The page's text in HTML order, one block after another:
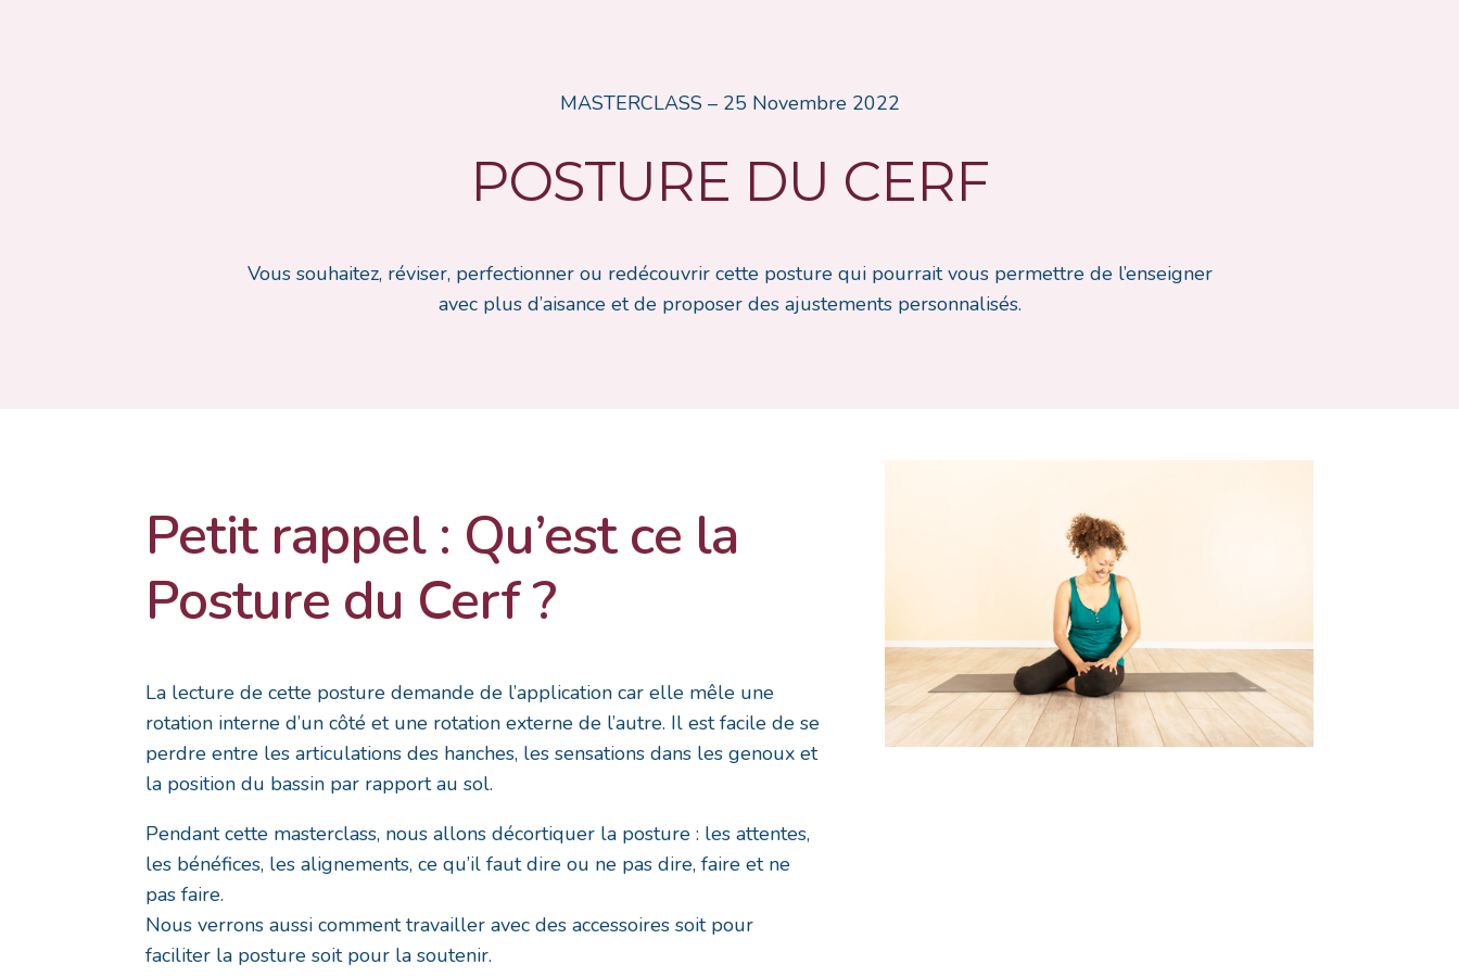
MASTERCLASS – 25 Novembre 2022
POSTURE DU CERF
Vous souhaitez, réviser, perfectionner ou redécouvrir cette posture qui pourrait vous permettre de l’enseigner
avec plus d’aisance et de proposer des ajustements personnalisés.
Petit rappel : Qu’est ce la
Posture du Cerf ?
La lecture de cette posture demande de l’application car elle mêle une
rotation interne d’un côté et une rotation externe de l’autre. Il est facile de se
perdre entre les articulations des hanches, les sensations dans les genoux et
la position du bassin par rapport au sol.
Pendant cette masterclass, nous allons décortiquer la posture : les attentes,
les bénéfices, les alignements, ce qu’il faut dire ou ne pas dire, faire et ne
pas faire.
Nous verrons aussi comment travailler avec des accessoires soit pour
faciliter la posture soit pour la soutenir.